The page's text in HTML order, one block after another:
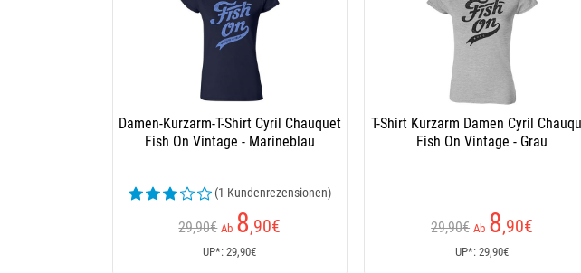
Damen-Kurzarm-T-Shirt Cyril Chauquet
Fish On Vintage - Marineblau
(1 Kundenrezensionen)
29,90€ Ab 8,90€
UP*: 29,90€
T-Shirt Kurzarm Damen Cyril
Fish On Vintage - Grau
29,90€ Ab 8,90€
UP*: 29,90€